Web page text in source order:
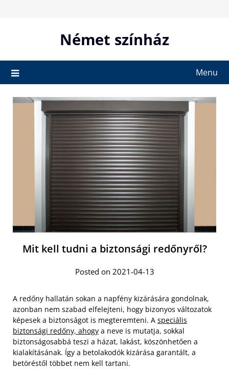
Német színház
Menu
Mit kell tudni a biztonsági redőnyről?
Posted on 2021-04-13
A redőny hallatán sokan a napfény kizárására gondolnak,
azonban nem szabad elfelejteni, hogy bizonyos változatok
képesek a biztonságot is megteremteni. A speciális
biztonsági redőny, ahogy a neve is mutatja, sokkal
biztonságosabbá teszi a házat, lakást, köszönhetően a
kialakításának. Így a betolakodók kizárása garantált, a
betöréstől többet nem kell tartani.